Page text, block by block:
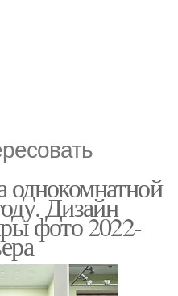
однокомнатной
Дизайн
фото 2022-